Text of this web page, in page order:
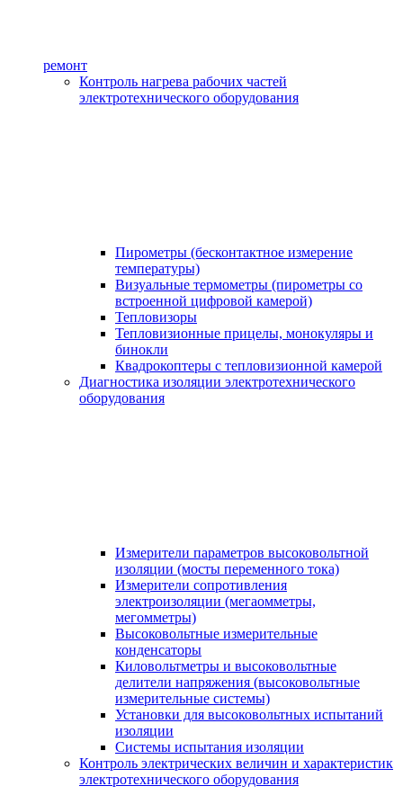
ремонт
Контроль нагрева рабочих частей
электротехнического оборудования
Пирометры (бесконтактное измерение
температуры)
Визуальные термометры (пирометры со
встроенной цифровой камерой)
Тепловизоры
Тепловизионные прицелы, монокуляры и
бинокли
Квадрокоптеры с тепловизионной камерой
Диагностика изоляции электротехнического
оборудования
Измерители параметров высоковольтной
изоляции (мосты переменного тока)
Измерители сопротивления
электроизоляции (мегаомметры,
мегомметры)
Высоковольтные измерительные
конденсаторы
Киловольтметры и высоковольтные
делители напряжения (высоковольтные
измерительные системы)
Установки для высоковольтных испытаний
изоляции
Системы испытания изоляции
Контроль электрических величин и характеристик
электротехнического оборудования